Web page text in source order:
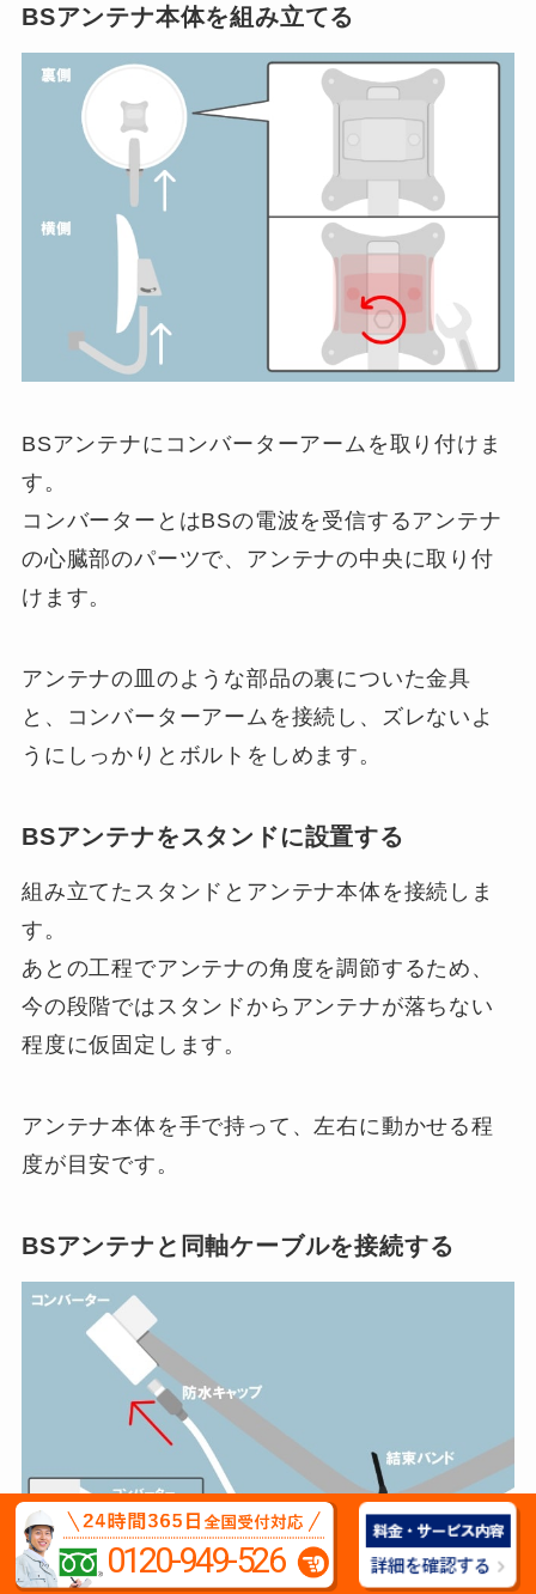
BSアンテナ本体を組み立てる
BSアンテナにコンバーターアームを取り付けま
す。
コンバーターとはBSの電波を受信するアンテナ
の心臓部のパーツで、アンテナの中央に取り付
けます。
アンテナの皿のような部品の裏についた金具
と、コンバーターアームを接続し、ズレないよ
うにしっかりとボルトをしめます。
BSアンテナをスタンドに設置する
組み立てたスタンドとアンテナ本体を接続しま
す。
あとの工程でアンテナの角度を調節するため、
今の段階ではスタンドからアンテナが落ちない
程度に仮固定します。
アンテナ本体を手で持って、左右に動かせる程
度が目安です。
BSアンテナと同軸ケーブルを接続する
0120-949-526